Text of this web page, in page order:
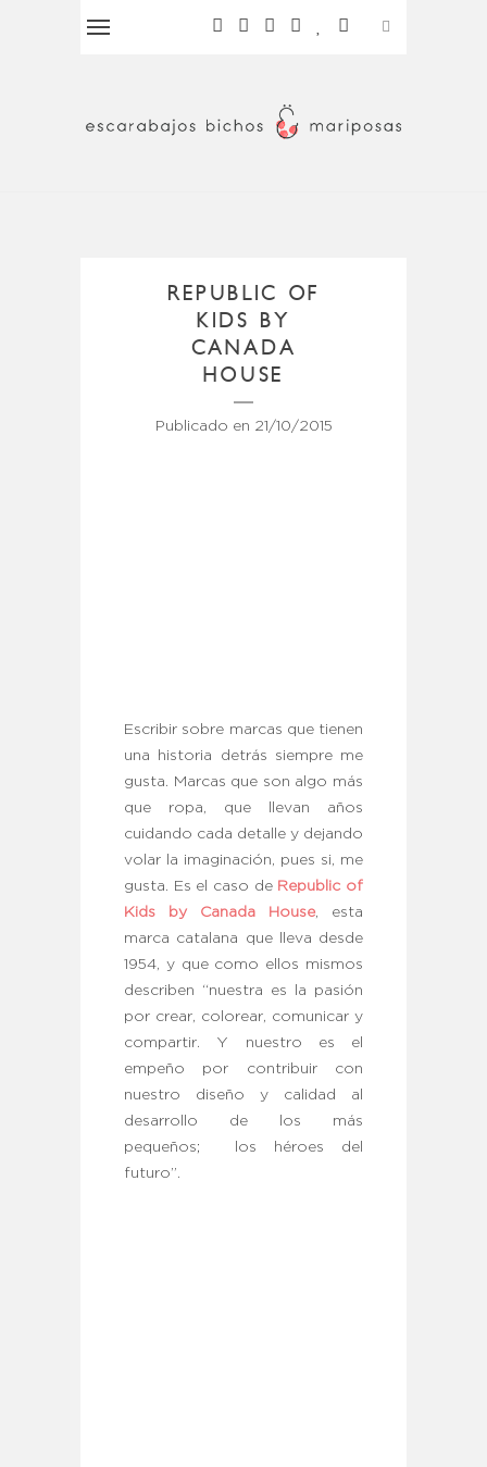
REPUBLIC OF
KIDS BY
CANADA
HOUSE
Publicado en 21/10/2015
Escribir sobre marcas que tienen
una historia detrás siempre me
gusta. Marcas que son algo más
que ropa, que llevan años
cuidando cada detalle y dejando
volar la imaginación, pues si, me
gusta. Es el caso de Republic of
Kids by Canada House , esta
marca catalana que lleva desde
1954, y que como ellos mismos
describen “nuestra es la pasión
por crear, colorear, comunicar y
compartir. Y nuestro es el
empeño por contribuir con
nuestro diseño y calidad al
desarrollo de los más
pequeños; los héroes del
futuro”.